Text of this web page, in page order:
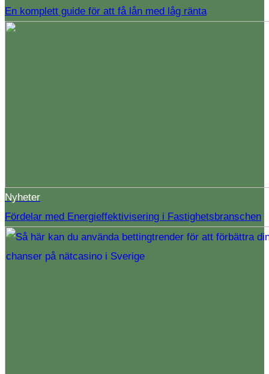
En komplett guide för att få lån med låg ränta
Nyheter
Fördelar med Energieffektivisering i Fastighetsbranschen